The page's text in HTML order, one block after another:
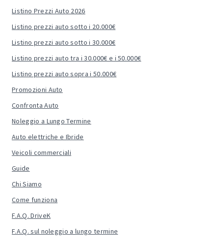
Listino Prezzi Auto 2026
Listino prezzi auto sotto i 20.000€
Listino prezzi auto sotto i 30.000€
Listino prezzi auto tra i 30.000€ e i 50.000€
Listino prezzi auto sopra i 50.000€
Promozioni Auto
Confronta Auto
Noleggio a Lungo Termine
Auto elettriche e Ibride
Veicoli commerciali
Guide
Chi Siamo
Come funziona
F.A.Q. DriveK
F.A.Q. sul noleggio a lungo termine